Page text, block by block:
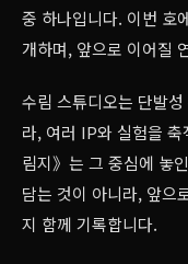
중 하나입니다. 이번 호
개하며, 앞으로 이어질
수림 스튜디오는 단발
라, 여러 IP와 실험을
림지》는 그 중심에 놓
담는 것이 아니라, 앞으
지 함께 기록합니다.